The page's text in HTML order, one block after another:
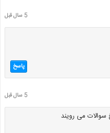
5 سال قبل
پاسخ
5 سال قبل
می رویند